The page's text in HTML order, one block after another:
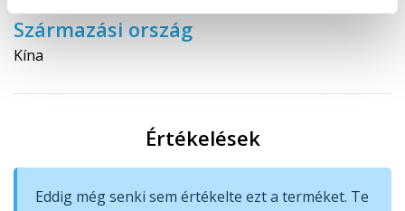
Származási ország
Kína
Értékelések
Eddig még senki sem értékelte ezt a terméket. Te